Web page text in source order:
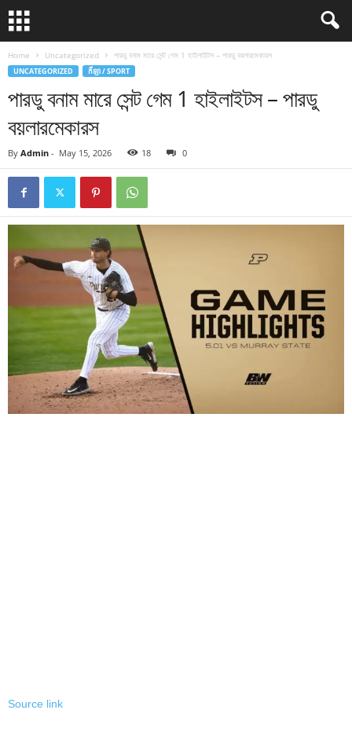
Home Uncategorized পারডু বনাম মারে সেন্ট গেম 1 হাইলাইটস – পারডু বয়লারমেকারস
UNCATEGORIZED កីឡា / SPORT
পারডু বনাম মারে সেন্ট গেম 1 হাইলাইটস – পারডু
বয়লারমেকারস
By Admin - May 15, 2026 18 0
Source link